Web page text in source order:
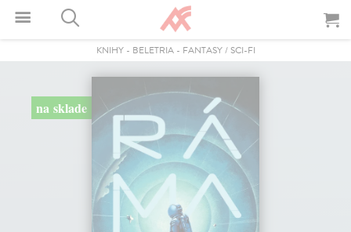
KNIHY- BELETRIA- FANTASY / SCI-FI
na sklade